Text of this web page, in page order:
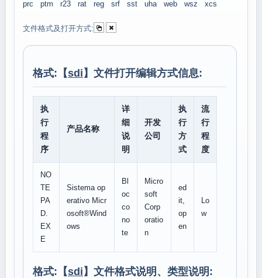
prc
ptm r23 rat reg srf sst uha web wsz xcs
文件格式及打开方式:
格式:【sdi 】文件打开编辑方式信息:
执
行
程
序
产品名称
详
细
说
明
开发
公司
执
行
方
式
流
行
程
度
NO
TE
PA
D.
EX
E
Sistema op
erativo Micr
osoft®Wind
ows
Bl
oc
co
no
te
Micro
soft
Corp
oratio
n
ed
it,
op
en
Lo
w
格式:【sdi 】文件格式说明、类型说明: